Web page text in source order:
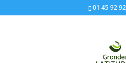
01 45 92